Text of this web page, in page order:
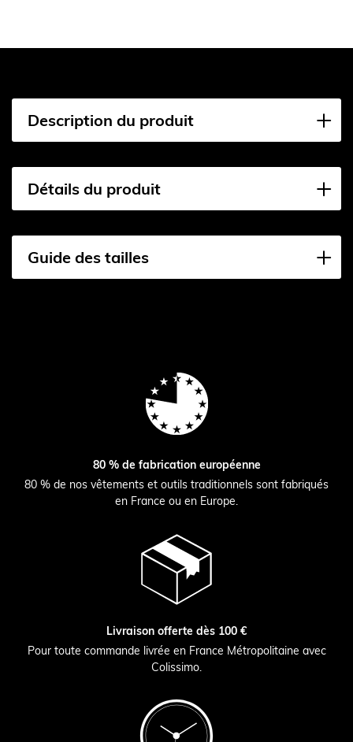
Description du produit
Détails du produit
Guide des tailles
80 % de fabrication européenne
80 % de nos vêtements et outils traditionnels sont fabriqués
en France ou en Europe.
Livraison offerte dès 100 €
Pour toute commande livrée en France Métropolitaine avec
Colissimo.